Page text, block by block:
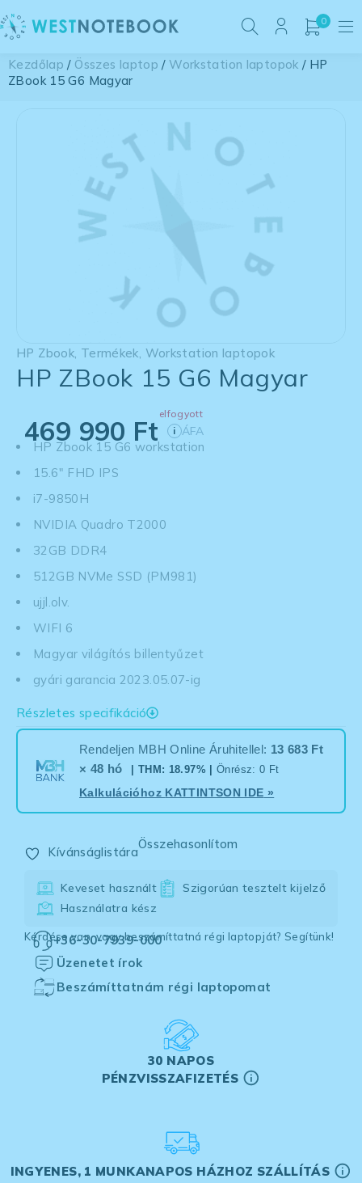
0
Kezdőlap / Összes laptop / Workstation laptopok / HP
ZBook 15 G6 Magyar
HP Zbook Termékek Workstation laptopok
HP ZBook 15 G6 Magyar
elfogyott
469 990 Ft i ÁFA
HP Zbook 15 G6 workstation
15.6" FHD IPS
i7-9850H
NVIDIA Quadro T2000
32GB DDR4
512GB NVMe SSD (PM981)
ujjl.olv.
WIFI 6
Magyar világítós billentyűzet
gyári garancia 2023.05.07-ig
Részletes specifikáció
Rendeljen MBH Online Áruhitellel: 13 683 Ft
× 48 hó
| THM: 18.97% | Önrész: 0 Ft
Kalkulációhoz KATTINTSON IDE »
Kívánságlistára
Összehasonlítom
Keveset használt
Szigorúan tesztelt kijelző
Használatra kész
Kérdése van, vagy beszámíttatná régi laptopját? Segítünk!
+36-30-7939-000
Üzenetet írok
Beszámíttatnám régi laptopomat
30 NAPOS
PÉNZVISSZAFIZETÉS
INGYENES, 1 MUNKANAPOS HÁZHOZ SZÁLLÍTÁS